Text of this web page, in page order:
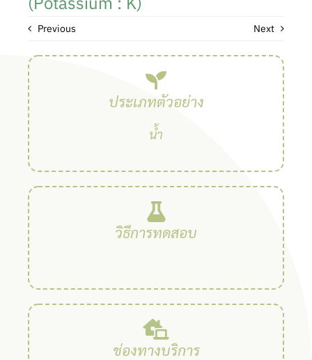
Previous Next
ประเภทตัวอย่าง
น้ำ
วิธีการทดสอบ
ช่องทางบริการ